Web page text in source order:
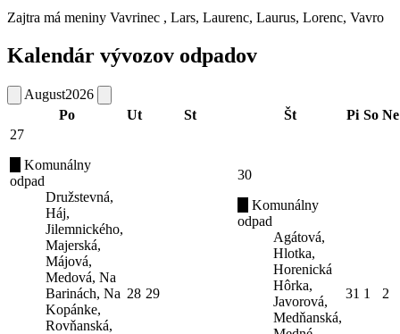
Zajtra má meniny Vavrinec , Lars, Laurenc, Laurus, Lorenc, Vavro
Kalendár vývozov odpadov
August2026
Po
Ut St Št Pi So Ne
27
Komunálny
odpad
Družstevná,
Háj,
Jilemnického,
Majerská,
Májová,
Medová, Na
Barinách, Na
Kopánke,
Rovňanská,
28 29
30
Komunálny
odpad
Agátová,
Hlotka,
Horenická
Hôrka,
Javorová,
Medňanská,
31 1 2